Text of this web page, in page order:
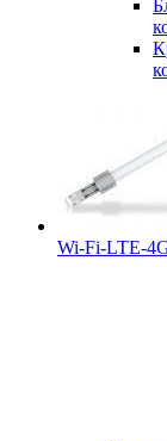
Wi-Fi-LTE-